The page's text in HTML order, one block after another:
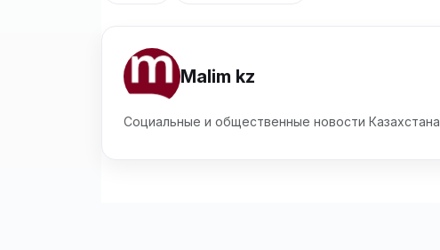
Malim kz
Социальные и общественные новости Казахстана